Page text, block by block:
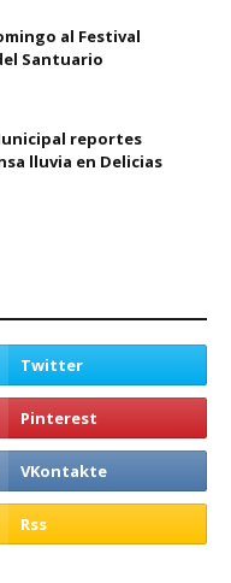
al Festival
Santuario
reportes
lluvia en Delicias